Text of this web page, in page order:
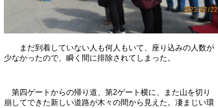
まだ到着していない人も何人もいて、座り込みの人数が
少なかったので、瞬く間に排除されてしまった。
第四ゲートからの帰り道、第2ゲート横に、また山を切り
崩してできた新しい道路が木々の間から見えた。凄まじい環